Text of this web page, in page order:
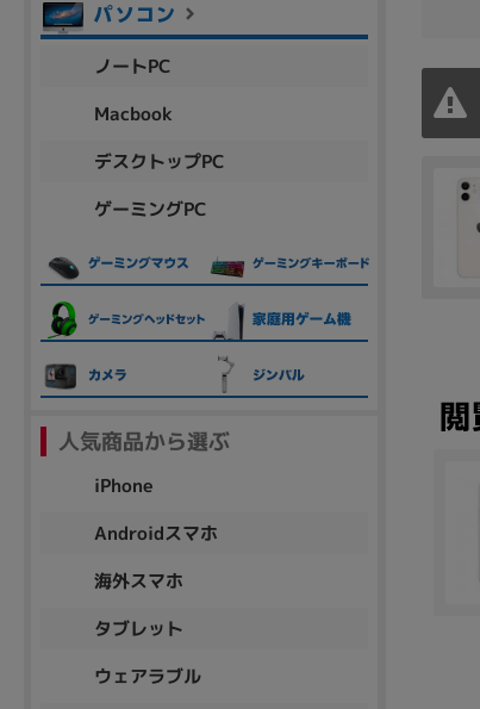
ノートPC
Macbook
デスクトップPC
ゲーミングPC
人気商品から選ぶ
iPhone
Androidスマホ
海外スマホ
タブレット
ウェアラブル
容量
~
円 ～
各項目のチェックボックスは「or検索」となります。